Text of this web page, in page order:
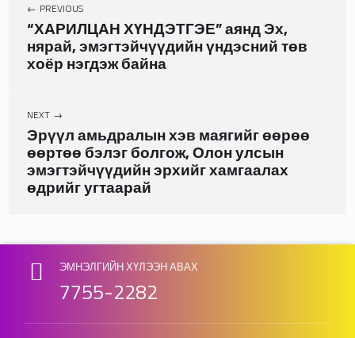
PREVIOUS
“ХАРИЛЦАН ХҮНДЭТГЭЕ” аянд Эх,
нярай, эмэгтэйчүүдийн үндэсний төв
хоёр нэгдэж байна
NEXT
Эрүүл амьдралын хэв маягийг өөрөө
өөртөө бэлэг болгож, Олон улсын
эмэгтэйчүүдийн эрхийг хамгаалах
өдрийг угтаарай
ЭМНЭЛГИЙН ХҮЛЭЭН АВАХ
7755-2282